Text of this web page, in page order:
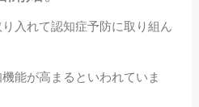
入れて認知症予防に取り組ん
能が高まるといわれていま